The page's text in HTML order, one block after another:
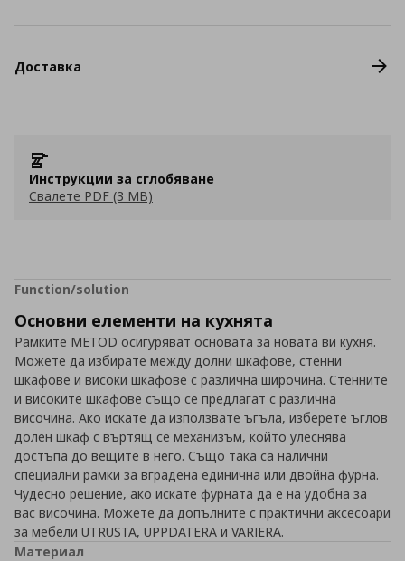
Доставка
Инструкции за сглобяване
Свалете PDF (3 MB)
Function/solution
Основни елементи на кухнята
Рамките METOD осигуряват основата за новата ви кухня.
Можете да избирате между долни шкафове, стенни
шкафове и високи шкафове с различна широчина. Стенните
и високите шкафове също се предлагат с различна
височина. Ако искате да използвате ъгъла, изберете ъглов
долен шкаф с въртящ се механизъм, който улеснява
достъпа до вещите в него. Също така са налични
специални рамки за вградена единична или двойна фурна.
Чудесно решение, ако искате фурната да е на удобна за
вас височина. Можете да допълните с практични аксесоари
за мебели UTRUSTA, UPPDATERA и VARIERA.
Материал